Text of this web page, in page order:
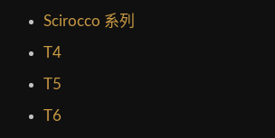
Scirocco 系列
T4
T5
T6